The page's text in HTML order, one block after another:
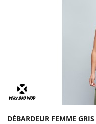
DÉBARDEUR FEMME